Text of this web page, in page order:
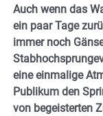
Auch wenn das
ein paar Tage
immer noch
eine einmalige
Publikum den
von begeisterten